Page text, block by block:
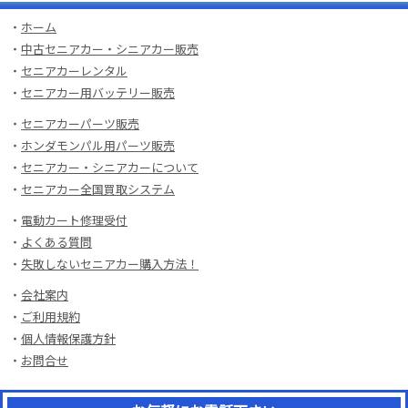
・ ホーム
・ 中古セニアカー・シニアカー販売
・ セニアカーレンタル
・ セニアカー用バッテリー販売
・ セニアカーパーツ販売
・ ホンダモンパル用パーツ販売
・ セニアカー・シニアカーについて
・ セニアカー全国買取システム
・ 電動カート修理受付
・ よくある質問
・ 失敗しないセニアカー購入方法！
・ 会社案内
・ ご利用規約
・ 個人情報保護方針
・ お問合せ